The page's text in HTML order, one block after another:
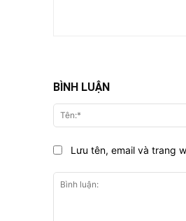
BÌNH LUẬN
Lưu tên, email và trang